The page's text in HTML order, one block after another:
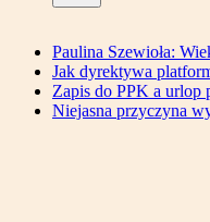
Paulina Szewioła:
Jak dyrektywa
Zapis do PPK a urlop
Niejasna przyczyna